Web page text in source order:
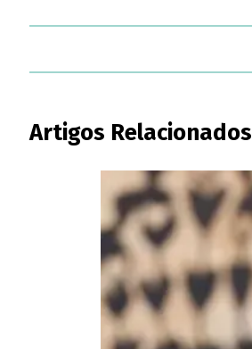
Artigos Relacionados